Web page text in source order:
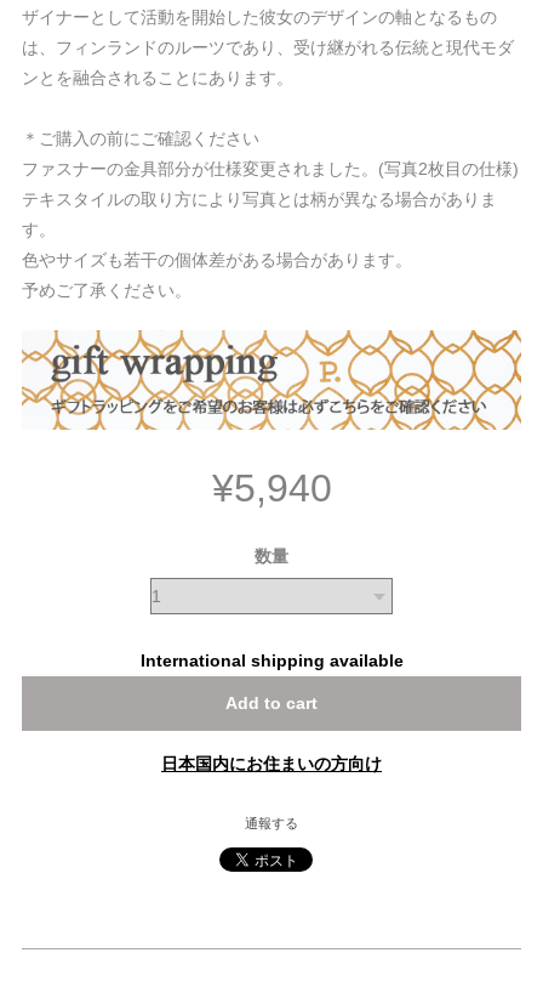
ザイナーとして活動を開始した彼女のデザインの軸となるもの
は、フィンランドのルーツであり、受け継がれる伝統と現代モダ
ンとを融合されることにあります。
＊ご購入の前にご確認ください
ファスナーの金具部分が仕様変更されました。(写真2枚目の仕様)
テキスタイルの取り方により写真とは柄が異なる場合がありま
す。
色やサイズも若干の個体差がある場合があります。
予めご了承ください。
¥5,940
数量
International shipping available
Add to cart
日本国内にお住まいの方向け
通報する